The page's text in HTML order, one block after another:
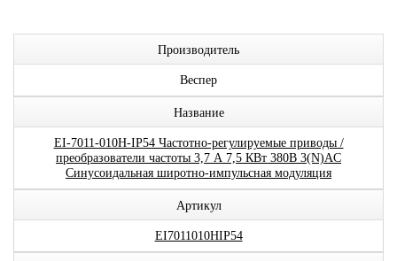
Производитель
Веспер
Название
EI-7011-010H-IP54 Частотно-регулируемые приводы /
преобразователи частоты 3,7 А 7,5 КВт 380В 3(N)AC
Синусоидальная широтно-импульсная модуляция
Артикул
EI7011010HIP54